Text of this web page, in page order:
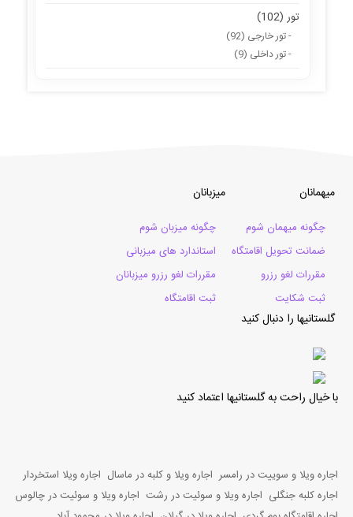
تور (102)
- تور خارجی (92)
- تور داخلی (9)
میهمانان
چگونه میهمان شوم
ضمانت تحویل اقامتگاه
مقررات لغو رزرو
ثبت شکایت
میزبانان
چگونه میزبان شوم
استاندارد های میزبانی
مقررات لغو رزرو میزبانان
ثبت اقامتگاه
گلستانیها را دنبال کنید
با خیال راحت به گلستانیها اعتماد کنید
اجاره ویلا و سوییت در رامسر اجاره ویلا و کلبه در ماسال اجاره ویلا استخردار
اجاره کلبه جنگلی اجاره ویلا و سوئیت در رشت اجاره ویلا و سوئیت در چالوس